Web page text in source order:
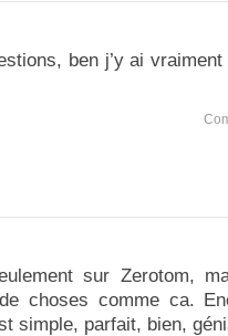
ben j’y ai
sur Zerotom,
choses comme ca.
simple, parfait, bien,